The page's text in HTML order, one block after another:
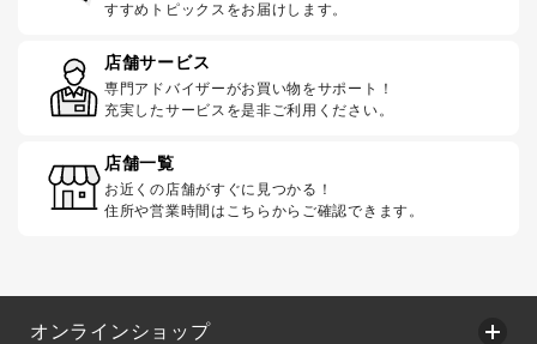
すすめトピックスをお届けします。
店舗サービス
専門アドバイザーがお買い物をサポート！
充実したサービスを是非ご利用ください。
店舗一覧
お近くの店舗がすぐに見つかる！
住所や営業時間はこちらからご確認できます。
オンラインショップ